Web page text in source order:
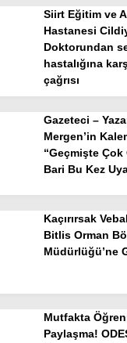
Siirt Eğitim ve
Hastanesi
Doktorundan
hastalığına
çağrısı
Gazeteci –
Mergen’in
“Geçmişte Çok
Bari Bu Kez
Kaçırırsak
Bitlis Orman
Müdürlüğü’ne
Mutfakta
Paylaşma!